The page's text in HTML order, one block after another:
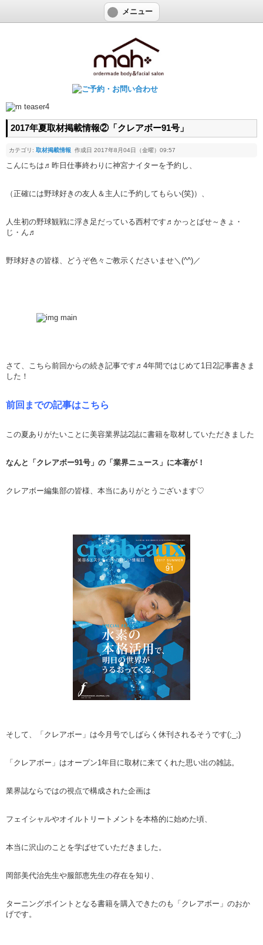
メニュー
2017年夏取材掲載情報②「クレアボー91号」
カテゴリ: 取材掲載情報 作成日 2017年8月04日（金曜）09:57
こんにちは♬昨日仕事終わりに神宮ナイターを予約し、
（正確には野球好きの友人＆主人に予約してもらい(笑)）、
人生初の野球観戦に浮き足だっている西村です♬かっとばせ～きょ・
じ・ん♬
野球好きの皆様、どうぞ色々ご教示くださいませ＼(^^)／
さて、こちら前回からの続き記事です♬4年間ではじめて1日2記事書きま
した！
前回までの記事はこちら
この夏ありがたいことに美容業界誌2誌に書籍を取材していただきました
なんと「クレアボー91号」の「業界ニュース」に本著が！
クレアボー編集部の皆様、本当にありがとうございます♡
そして、「クレアボー」は今月号でしばらく休刊されるそうです(;_;)
「クレアボー」はオープン1年目に取材に来てくれた思い出の雑誌。
業界誌ならではの視点で構成された企画は
フェイシャルやオイルトリートメントを本格的に始めた頃、
本当に沢山のことを学ばせていただきました。
岡部美代治先生や服部恵先生の存在を知り、
ターニングポイントとなる書籍を購入できたのも「クレアボー」のおか
げです。